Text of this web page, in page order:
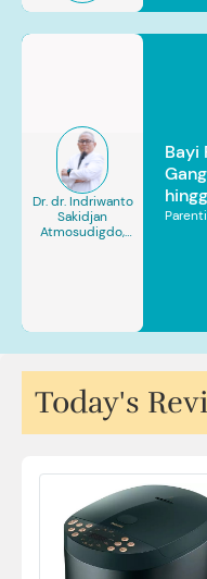
Dr. dr. Indriwanto
Sakidjan
Atmosudigdo,
Bayi
Today's